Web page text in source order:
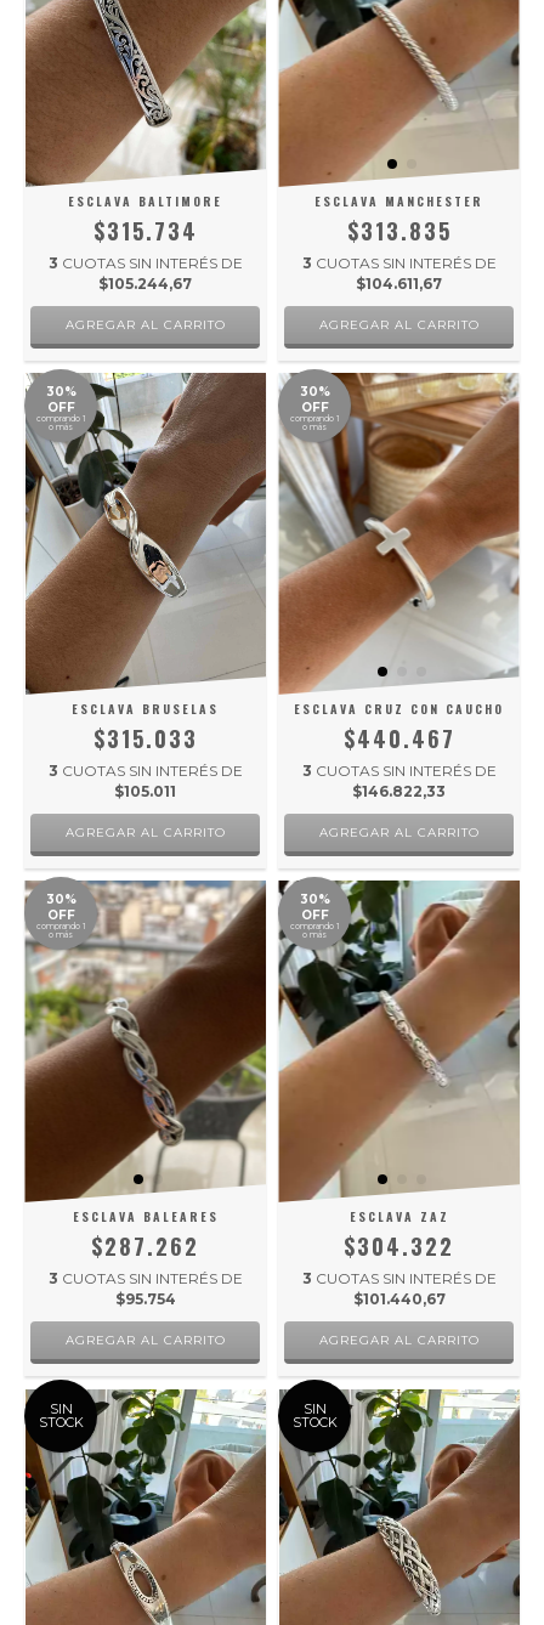
ESCLAVA BALTIMORE
$315.734
3 CUOTAS SIN INTERÉS DE
$105.244,67
ESCLAVA MANCHESTER
$313.835
3 CUOTAS SIN INTERÉS DE
$104.611,67
30%
OFF
comprando 1
o más
ESCLAVA BRUSELAS
$315.033
3 CUOTAS SIN INTERÉS DE
$105.011
30%
OFF
comprando 1
o más
ESCLAVA CRUZ CON CAUCHO
$440.467
3 CUOTAS SIN INTERÉS DE
$146.822,33
30%
OFF
comprando 1
o más
ESCLAVA BALEARES
$287.262
3 CUOTAS SIN INTERÉS DE
$95.754
30%
OFF
comprando 1
o más
ESCLAVA ZAZ
$304.322
3 CUOTAS SIN INTERÉS DE
$101.440,67
SIN
STOCK
SIN
STOCK